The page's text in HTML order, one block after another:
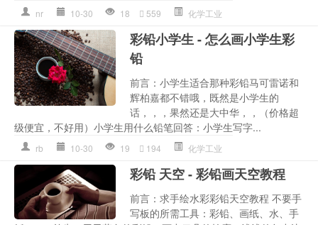
nr 10-30 18 559 化学工业
彩铅小学生 - 怎么画小学生彩
铅
前言：小学生适合那种彩铅马可雷诺和
辉柏嘉都不错哦，既然是小学生的
话，，，果然还是大中华，，（价格超
级便宜，不好用）小学生用什么铅笔回答：小学生写字...
rb 10-30 19 194 化学工业
彩铅 天空 - 彩铅画天空教程
前言：求手绘水彩彩铅天空教程 不要手
写板的所需工具：彩铅、画纸、水、手